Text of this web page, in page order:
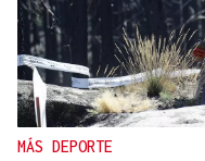
MÁS DEPORTE